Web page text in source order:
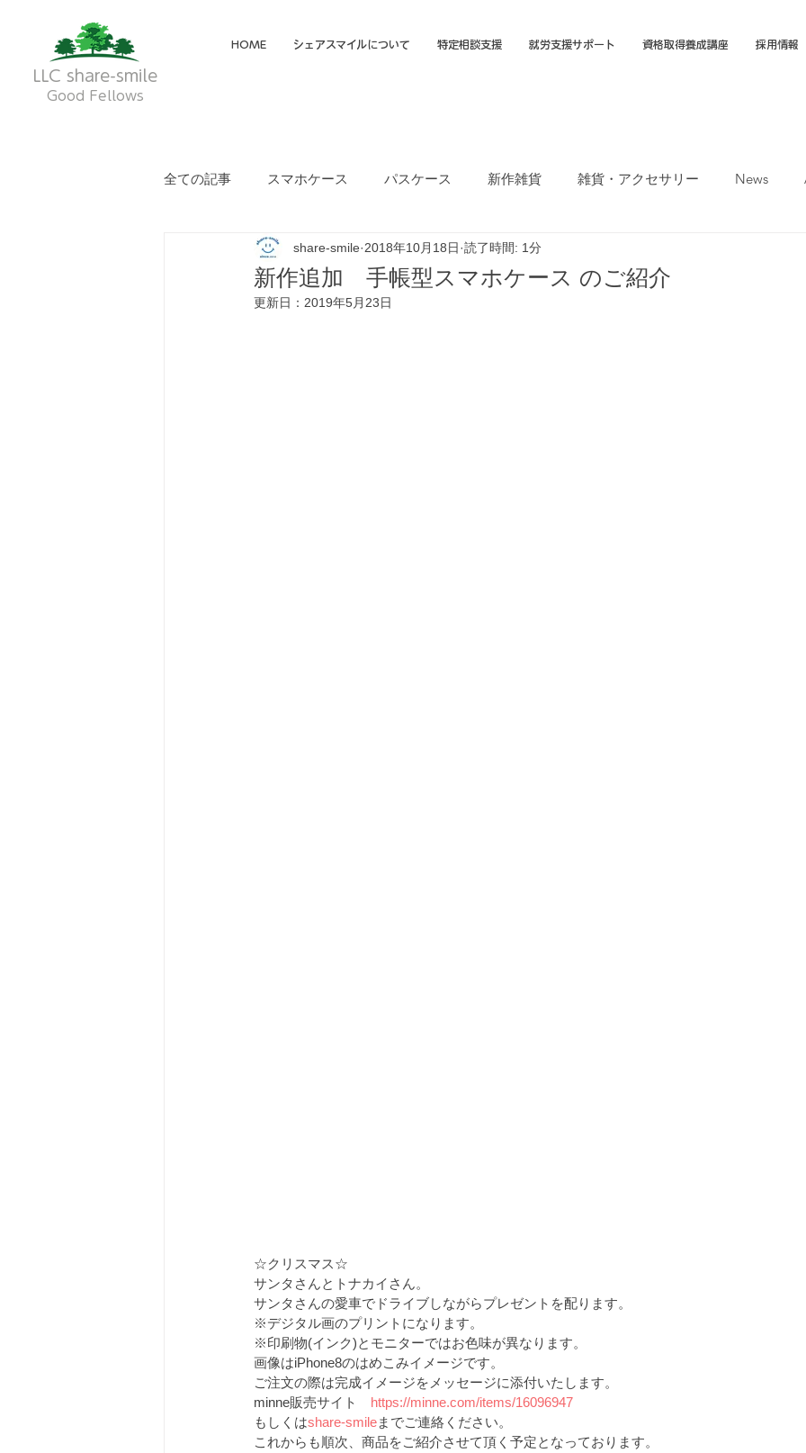
LLC share-smile
Good Fellows
HOME シェアスマイルについて 特定相談支援 就労支援サポート 資格取得養成講座 採用情報
全ての記事 スマホケース パスケース 新作雑貨 雑貨・アクセサリー News
メイディア掲載・動画 フクオカTシャツマーケット
新作追加 手帳型スマホケース のご紹介
share-smile 2018年10月18日 読了時間: 1分
更新日： 2019年5月23日
☆クリスマス☆
サンタさんとトナカイさん。
サンタさんの愛車でドライブしながらプレゼントを配ります。
※デジタル画のプリントになります。
※印刷物(インク)とモニターではお色味が異なります。
画像はiPhone8のはめこみイメージです。
ご注文の際は完成イメージをメッセージに添付いたします。
minne販売サイト https://minne.com/items/16096947
もしくはshare-smileまでご連絡ください。
これからも順次、商品をご紹介させて頂く予定となっております。